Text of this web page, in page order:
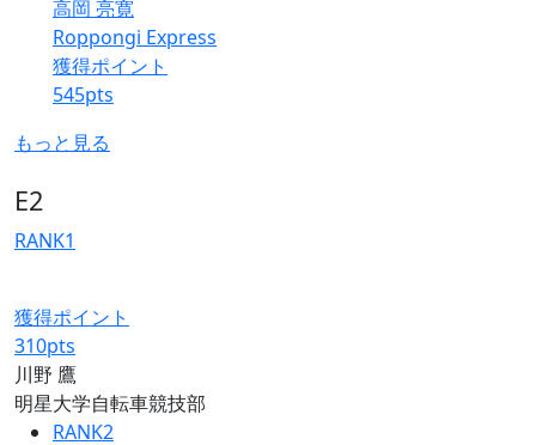
高岡 亮寛
Roppongi Express
獲得ポイント
545pts
もっと見る
E2
RANK1
獲得ポイント
310pts
川野 鷹
明星大学自転車競技部
RANK2